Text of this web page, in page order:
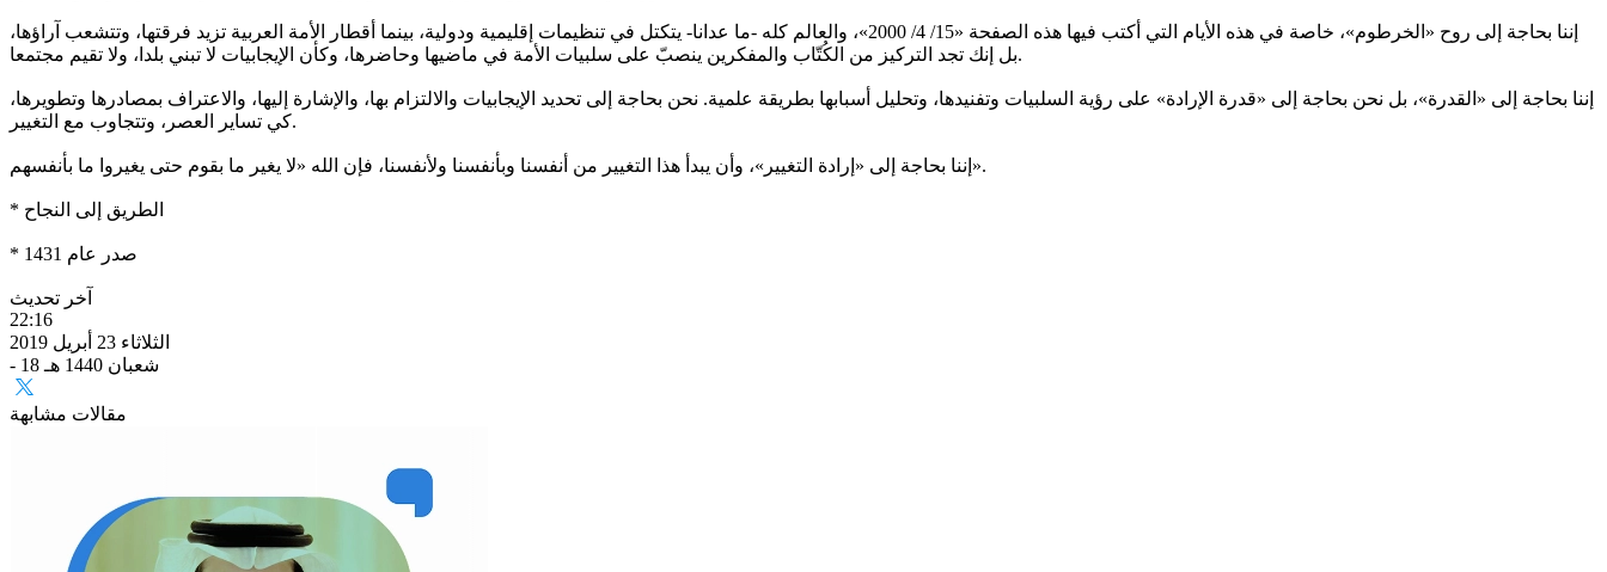
إننا بحاجة إلى روح «الخرطوم»، خاصة في هذه الأيام التي أكتب فيها هذه الصفحة «15/‏ 4/‏ 2000»، والعالم كله -ما عدانا- يتكتل في تنظيمات إقليمية ودولية، بينما أقطار الأمة العربية تزيد فرقتها، وتتشعب آراؤها،
بل إنك تجد التركيز من الكُتّاب والمفكرين ينصبّ على سلبيات الأمة في ماضيها وحاضرها، وكأن الإيجابيات لا تبني بلدا، ولا تقيم مجتمعا.
إننا بحاجة إلى «القدرة»، بل نحن بحاجة إلى «قدرة الإرادة» على رؤية السلبيات وتفنيدها، وتحليل أسبابها بطريقة علمية. نحن بحاجة إلى تحديد الإيجابيات والالتزام بها، والإشارة إليها، والاعتراف بمصادرها وتطويرها،
كي تساير العصر، وتتجاوب مع التغيير.
إننا بحاجة إلى «إرادة التغيير»، وأن يبدأ هذا التغيير من أنفسنا وبأنفسنا ولأنفسنا، فإن الله «لا يغير ما بقوم حتى يغيروا ما بأنفسهم».
* الطريق إلى النجاح
* صدر عام 1431
آخر تحديث
22:16
الثلاثاء 23 أبريل 2019
- 18 شعبان 1440 هـ
مقالات مشابهة